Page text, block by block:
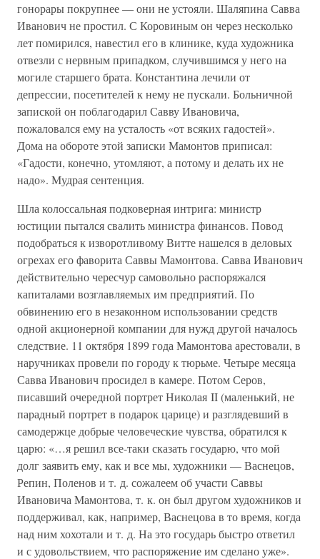
гонорары покрупнее — они не устояли. Шаляпина Савва
Иванович не простил. С Коровиным он через несколько
лет помирился, навестил его в клинике, куда художника
отвезли с нервным припадком, случившимся у него на
могиле старшего брата. Константина лечили от
депрессии, посетителей к нему не пускали. Больничной
запиской он поблагодарил Савву Ивановича,
пожаловался ему на усталость «от всяких гадостей».
Дома на обороте этой записки Мамонтов приписал:
«Гадости, конечно, утомляют, а потому и делать их не
надо». Мудрая сентенция.
Шла колоссальная подковерная интрига: министр
юстиции пытался свалить министра финансов. Повод
подобраться к изворотливому Витте нашелся в деловых
огрехах его фаворита Саввы Мамонтова. Савва Иванович
действительно чересчур самовольно распоряжался
капиталами возглавляемых им предприятий. По
обвинению его в незаконном использовании средств
одной акционерной компании для нужд другой началось
следствие. 11 октября 1899 года Мамонтова арестовали, в
наручниках провели по городу к тюрьме. Четыре месяца
Савва Иванович просидел в камере. Потом Серов,
писавший очередной портрет Николая II (маленький, не
парадный портрет в подарок царице) и разглядевший в
самодержце добрые человеческие чувства, обратился к
царю: «…я решил все-таки сказать государю, что мой
долг заявить ему, как и все мы, художники — Васнецов,
Репин, Поленов и т. д. сожалеем об участи Саввы
Ивановича Мамонтова, т. к. он был другом художников и
поддерживал, как, например, Васнецова в то время, когда
над ним хохотали и т. д. На это государь быстро ответил
и с удовольствием, что распоряжение им сделано уже».